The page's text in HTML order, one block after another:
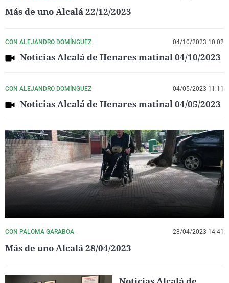
Más de uno Alcalá 22/12/2023
CON ALEJANDRO DOMÍNGUEZ 04/10/2023 10:02
Noticias Alcalá de Henares matinal 04/10/2023
CON ALEJANDRO DOMÍNGUEZ 04/05/2023 11:11
Noticias Alcalá de Henares matinal 04/05/2023
CON PALOMA GARABOA 28/04/2023 14:41
Más de uno Alcalá 28/04/2023